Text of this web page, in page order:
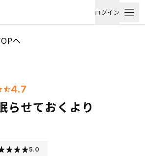
ログイン
へ
4.7
らせておくより
5.0